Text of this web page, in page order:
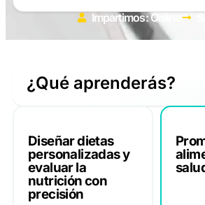
Impartimos: Online
¿Qué aprenderás?
Diseñar dietas
personalizadas y
evaluar la
nutrición con
precisión